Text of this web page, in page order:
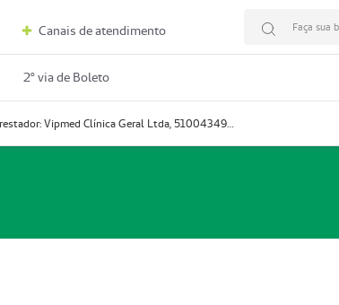
Canais de atendimento Faça sua
2º via de Boleto
Prestador: Vipmed Clínica Geral Ltda, 51004349-0 (Nome Fantasia: Policlínica Master)